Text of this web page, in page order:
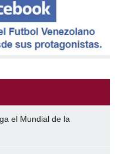
el Mundial de la